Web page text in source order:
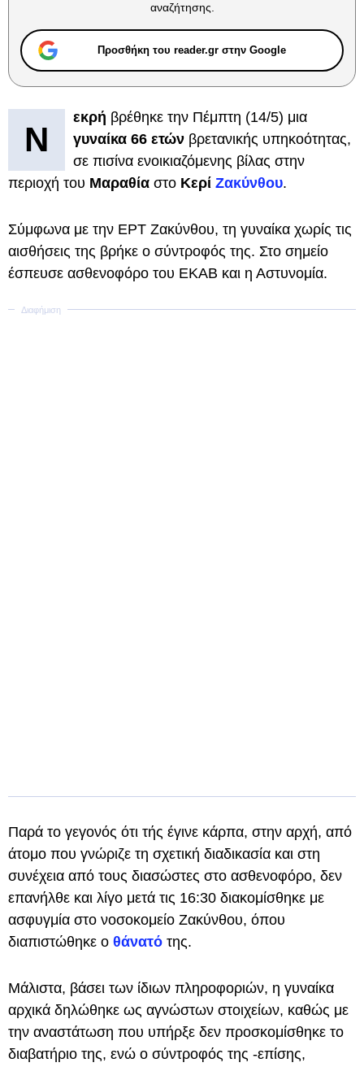
αναζήτησης.
Προσθήκη του reader.gr στην Google
Ν
εκρή βρέθηκε την Πέμπτη (14/5) μια
γυναίκα 66 ετών βρετανικής υπηκοότητας,
σε πισίνα ενοικιαζόμενης βίλας στην
περιοχή του Μαραθία στο Κερί Ζακύνθου.
Σύμφωνα με την ΕΡΤ Ζακύνθου, τη γυναίκα χωρίς τις
αισθήσεις της βρήκε ο σύντροφός της. Στο σημείο
έσπευσε ασθενοφόρο του ΕΚΑΒ και η Αστυνομία.
Παρά το γεγονός ότι τής έγινε κάρπα, στην αρχή, από
άτομο που γνώριζε τη σχετική διαδικασία και στη
συνέχεια από τους διασώστες στο ασθενοφόρο, δεν
επανήλθε και λίγο μετά τις 16:30 διακομίσθηκε με
ασφυγμία στο νοσοκομείο Ζακύνθου, όπου
διαπιστώθηκε ο θάνατό της.
Μάλιστα, βάσει των ίδιων πληροφοριών, η γυναίκα
αρχικά δηλώθηκε ως αγνώστων στοιχείων, καθώς με
την αναστάτωση που υπήρξε δεν προσκομίσθηκε το
διαβατήριο της, ενώ ο σύντροφός της -επίσης,